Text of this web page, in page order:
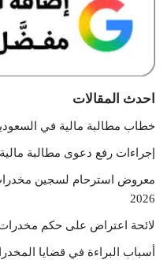
احدث المقالات
خطاب مطالبة مالية في
إجراءات رفع دعوى مطالبة
معروض استرحام لسجين
2026
لائحة اعتراض على حكم مخدرات
أسباب البراءة في قضايا